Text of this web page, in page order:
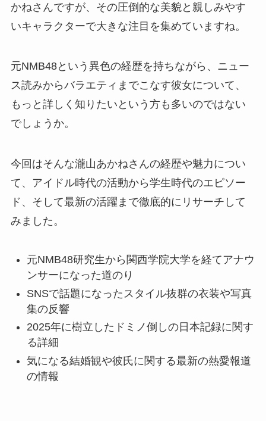
かねさんですが、その圧倒的な美貌と親しみやす
いキャラクターで大きな注目を集めていますね。
元NMB48という異色の経歴を持ちながら、ニュー
ス読みからバラエティまでこなす彼女について、
もっと詳しく知りたいという方も多いのではない
でしょうか。
今回はそんな瀧山あかねさんの経歴や魅力につい
て、アイドル時代の活動から学生時代のエピソー
ド、そして最新の活躍まで徹底的にリサーチして
みました。
元NMB48研究生から関西学院大学を経てアナウ
ンサーになった道のり
SNSで話題になったスタイル抜群の衣装や写真
集の反響
2025年に樹立したドミノ倒しの日本記録に関す
る詳細
気になる結婚観や彼氏に関する最新の熱愛報道
の情報